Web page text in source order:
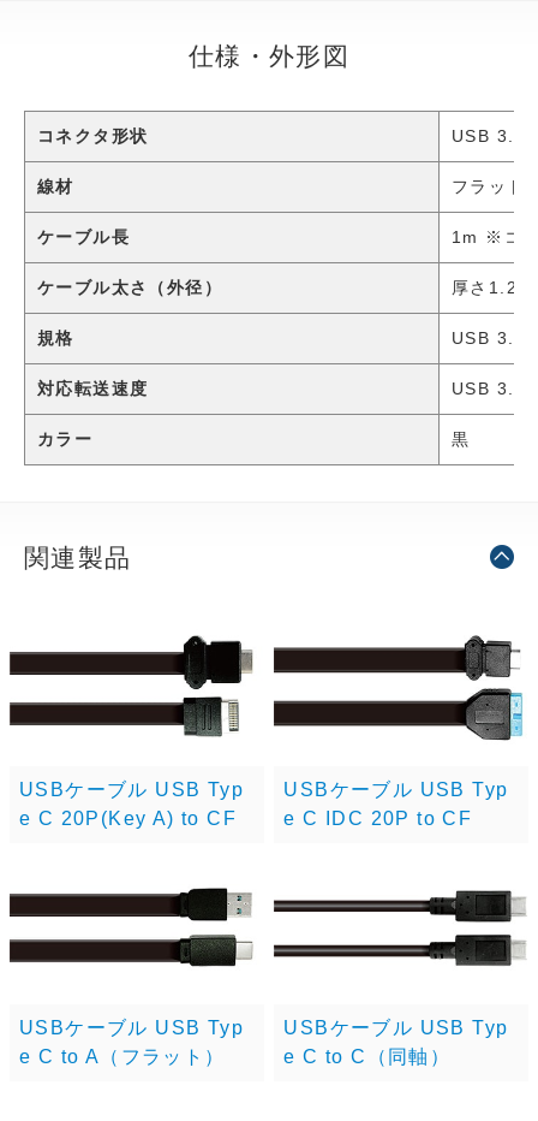
仕様・外形図
コネクタ形状 USB 3.1
線材 フラット
ケーブル長 1m ※コ
ケーブル太さ（外径） 厚さ
規格 USB 3.1
対応転送速度 USB 3.1
カラー 黒
関連製品
USBケーブル USB Typ
e C 20P(Key A) to CF
USBケーブル USB Typ
e C IDC 20P to CF
USBケーブル USB Typ
e C to A（フラット）
USBケーブル USB Typ
e C to C（同軸）